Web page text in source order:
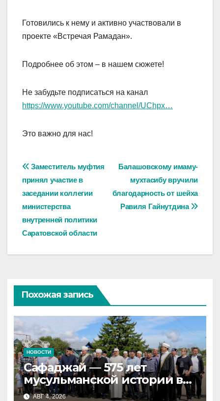
Готовились к нему и активно участвовали в
проекте «Встречая Рамадан».
Подробнее об этом – в нашем сюжете!
Не забудьте подписаться на канал
https://www.youtube.com/channel/UChpx…
Это важно для нас!
Навигация
по
записям
Балашовскому имаму-
мухтасибу вручили
благодарность от шейха
Равиля Гайнутдина
Заместитель муфтия
принял участие в
заседании коллегии
министерства
внутренней политики
Саратовской области
Похожая запись
НОВОСТИ
Сафаджай — 575 лет
мусульманской истории в
самой сердцевине России
АВГ 4, 2026